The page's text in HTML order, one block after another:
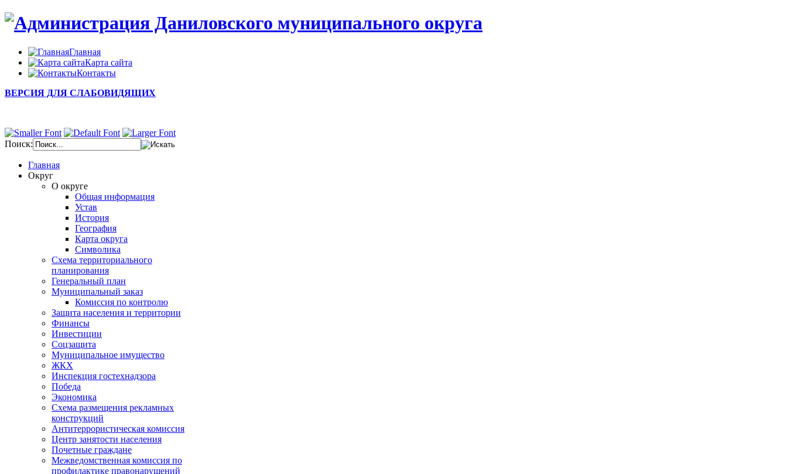
Главная
Карта сайта
Контакты
ВЕРСИЯ ДЛЯ СЛАБОВИДЯЩИХ
Поиск:
Главная
Округ
О округе
Общая информация
Устав
История
География
Карта округа
Символика
Схема территориального
планирования
Генеральный план
Муниципальный заказ
Комиссия по контролю
Защита населения и территории
Финансы
Инвестиции
Соцзащита
Муниципальное имущество
ЖКХ
Инспекция гостехнадзора
Победа
Экономика
Схема размещения рекламных
конструкций
Антитеррористическая комиссия
Центр занятости населения
Почетные граждане
Межведомственная комиссия по
профилактике правонарушений